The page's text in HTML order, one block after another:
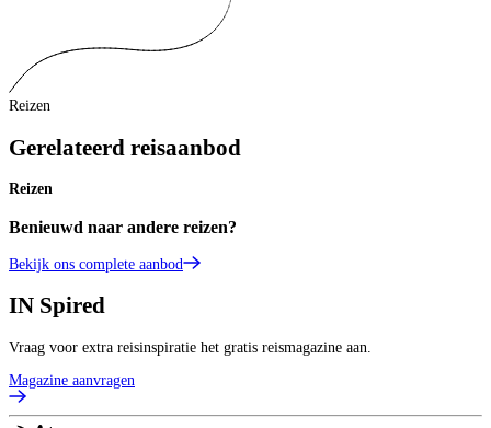
Reizen
Gerelateerd reisaanbod
Reizen
Benieuwd naar andere reizen?
Bekijk ons complete aanbod
IN Spired
Vraag voor extra reisinspiratie het gratis reismagazine aan.
Magazine aanvragen